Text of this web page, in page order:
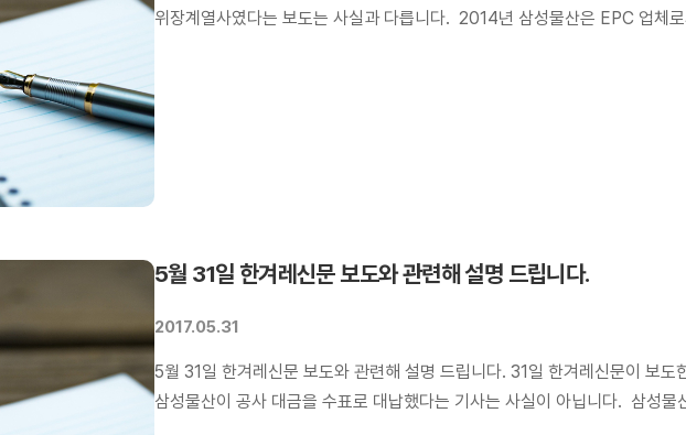
위장계열사였다는 보도는 사실과 다릅니다. 2014년 삼성물산은 EPC 업체
5월 31일 한겨레신문 보도와 관련해 설명 드립니다.
2017.05.31
5월 31일 한겨레신문 보도와 관련해 설명 드립니다. 31일 한겨레신문이 보
삼성물산이 공사 대금을 수표로 대납했다는 기사는 사실이 아닙니다. 삼성